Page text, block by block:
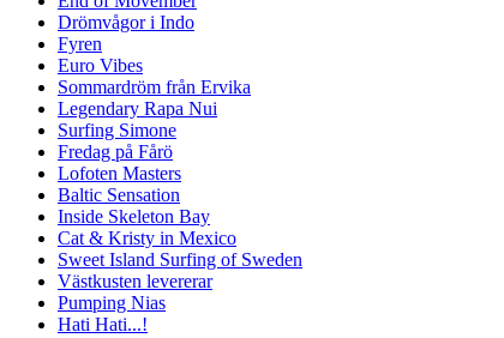
Drömvågor i Indo
Fyren
Euro Vibes
Sommardröm från Ervika
Legendary Rapa Nui
Surfing Simone
Fredag på Fårö
Lofoten Masters
Baltic Sensation
Inside Skeleton Bay
Cat & Kristy in Mexico
Sweet Island Surfing of Sweden
Västkusten levererar
Pumping Nias
Hati Hati...!